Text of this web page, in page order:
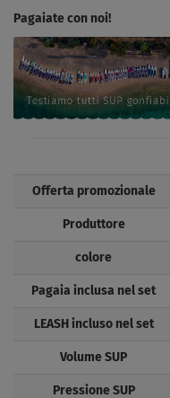
Pagaiate con noi!
Offerta promozionale
Produttore
colore
Pagaia inclusa nel set
LEASH incluso nel set
Volume SUP
Pressione SUP